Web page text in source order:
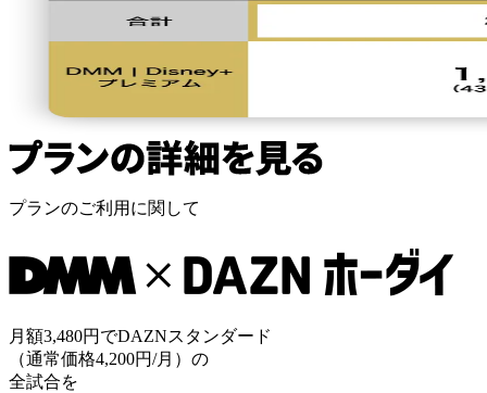
プランのご利用に関して
月額3,480円でDAZNスタンダード
（通常価格4,200円/月）の
全試合を